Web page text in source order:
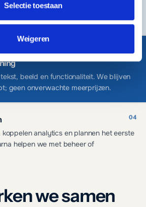
Selectie toestaan
Weigeren
ziet de voortgang in een staging-
beeld en functionaliteit. We blijven
geen onverwachte meerprijzen.
analytics en plannen het eerste
helpen we met beheer of
we samen